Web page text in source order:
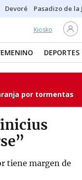
Devoré Pasadizo de la
Kiosko
DEPORTES
por tormentas
tiene margen de